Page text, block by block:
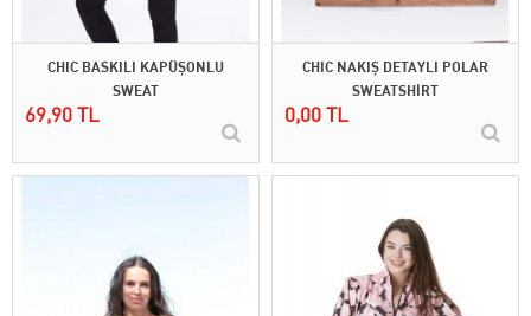
CHIC BASKILI KAPÜŞONLU
SWEAT
69,90 TL
CHIC NAKIŞ DETAYLI POLAR
SWEATSHİRT
0,00 TL